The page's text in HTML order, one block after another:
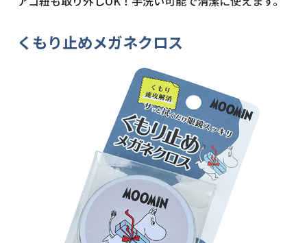
くもり止めメガネクロス